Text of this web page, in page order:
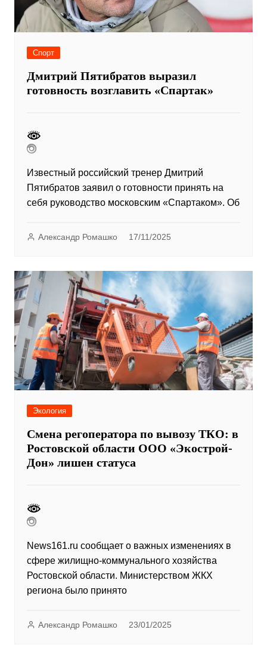
Спорт
Дмитрий Пятибратов выразил
готовность возглавить «Спартак»
Известный российский тренер Дмитрий
Пятибратов заявил о готовности принять на
себя руководство московским «Спартаком». Об
Александр Ромашко 17/11/2025
Экология
Смена регоператора по вывозу ТКО: в
Ростовской области ООО «Экострой-
Дон» лишен статуса
News161.ru сообщает о важных изменениях в
сфере жилищно-коммунального хозяйства
Ростовской области. Министерством ЖКХ
региона было принято
Александр Ромашко 23/01/2025